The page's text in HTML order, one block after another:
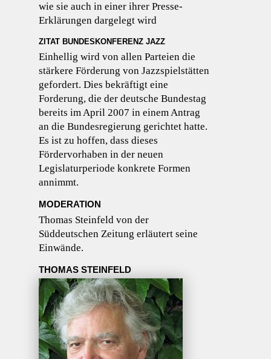
wie sie auch in einer ihrer Presse-
Erklärungen dargelegt wird
ZITAT BUNDESKONFERENZ JAZZ
Einhellig wird von allen Parteien die
stärkere Förderung von Jazzspielstätten
gefordert. Dies bekräftigt eine
Forderung, die der deutsche Bundestag
bereits im April 2007 in einem Antrag
an die Bundesregierung gerichtet hatte.
Es ist zu hoffen, dass dieses
Fördervorhaben in der neuen
Legislaturperiode konkrete Formen
annimmt.
MODERATION
Thomas Steinfeld von der
Süddeutschen Zeitung erläutert seine
Einwände.
THOMAS STEINFELD